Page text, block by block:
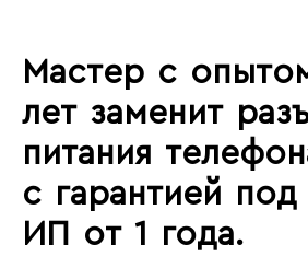
Мастер с
лет заменит
питания
с гарантией под
ИП от 1 года.